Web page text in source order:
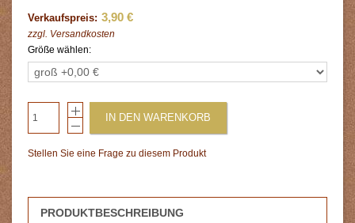
Verkaufspreis: 3,90 €
zzgl. Versandkosten
Größe wählen:
IN DEN WARENKORB
Stellen Sie eine Frage zu diesem Produkt
PRODUKTBESCHREIBUNG